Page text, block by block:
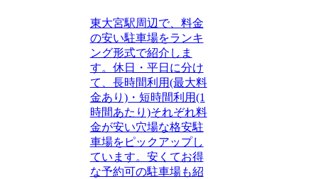
東大宮駅周辺で、料金
の安い駐車場をランキ
ング形式で紹介しま
す。休日・平日に分け
て、長時間利用(最大料
金あり)・短時間利用(1
時間あたり)それぞれ料
金が安い穴場な格安駐
車場をピックアップし
ています。安くてお得
な予約可の駐車場も紹